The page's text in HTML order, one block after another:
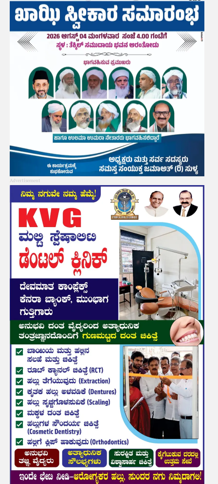
Advertisement